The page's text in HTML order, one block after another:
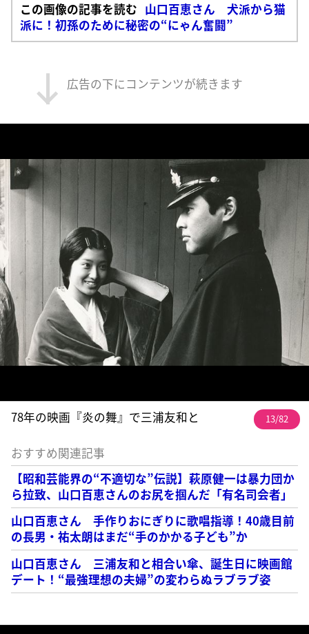
この画像の記事を読む 山口百恵さん 犬派から猫
派に！初孫のために秘密の“にゃん奮闘”
広告の下にコンテンツが続きます
78年の映画『炎の舞』で三浦友和と 13/82
おすすめ関連記事
【昭和芸能界の“不適切な”伝説】萩原健一は暴力団か
ら拉致、山口百恵さんのお尻を掴んだ「有名司会者」
山口百恵さん 手作りおにぎりに歌唱指導！40歳目前
の長男・祐太朗はまだ“手のかかる子ども”か
山口百恵さん 三浦友和と相合い傘、誕生日に映画館
デート！“最強理想の夫婦”の変わらぬラブラブ姿